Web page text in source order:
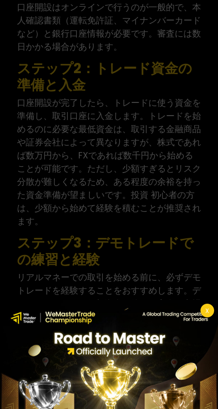
X
口座開設はオンラインで行うのが一般的で、本
人確認書類（運転免許証、マイナンバーカード
など）と銀行口座情報が必要です。審査には数
日かかる場合があります。
ステップ2：トレード資金の
準備と入金
口座開設が完了したら、トレードに使う資金を
準備し、取引口座に入金します。トレードを始
めるのに必要な最低資金は、取引する金融商品
や証券会社によって異なりますが、株式であれ
ば数万円から、FXであれば数千円から始める
ことが可能です。ただし、少額すぎるとリスク
分散が難しくなるため、ある程度の余裕を持っ
た資金準備が望ましいです。投資 初心者の方
は、少額から始めて経験を積むことが推奨され
ます。
ステップ3：デモトレードで
の練習と経験
リアルマネーでの取引を始める前に、必ずデモ
トレードを経験することをおすすめします。デ
モトレードとは、仮想資金を使って実際の市場
と同じ環境でトレードを練習できるシステムで
取引ツールの習熟:実際の注文方法、チャー
トの見方、分析ツールの使い方などを覚えるこ
とができます。
*トレード戦略の検証:自身の考えた戦略が通
用するか、リスク管理が適切に行えるかなどを